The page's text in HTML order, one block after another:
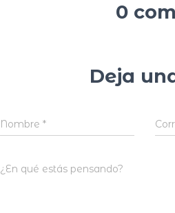
0
Deja
Nombre *
¿En qué estás pensando?